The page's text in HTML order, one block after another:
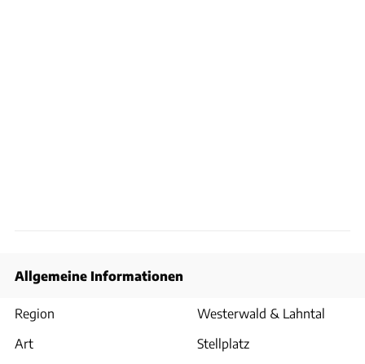
Allgemeine Informationen
Region
Westerwald & Lahntal
Art
Stellplatz